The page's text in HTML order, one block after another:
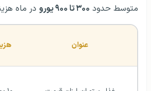
متوسط حدود ۳۰۰ تا ۹۰۰ یورو در ماه
عنوان